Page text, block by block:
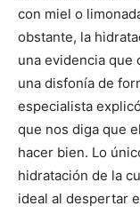
con miel o
obstante, la
una evidencia que
una disfonía de
especialista
que nos diga que
hacer bien. Lo
hidratación de la
ideal al despertar